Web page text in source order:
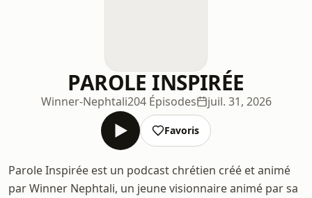
PAROLE INSPIRÉE
Winner-Nephtali204 Épisodes juil. 31, 2026
Favoris
Parole Inspirée est un podcast chrétien créé et animé
par Winner Nephtali, un jeune visionnaire animé par sa